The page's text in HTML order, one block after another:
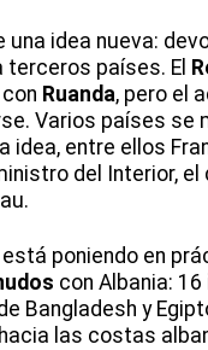
una idea nueva:
terceros países. El
Ruanda, pero el
Varios países se
idea, entre ellos
del Interior,
está poniendo en
con Albania: 16
Bangladesh y
las costas